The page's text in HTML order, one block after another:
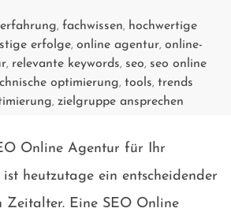
erfahrung, fachwissen, hochwertige
erfolge,online agentur,online-
, relevante keywords, seo, seo online
optimierung,tools,trends
, zielgruppe ansprechen
Online Agentur für Ihr
heutzutage ein entscheidender
Eine SEO Online